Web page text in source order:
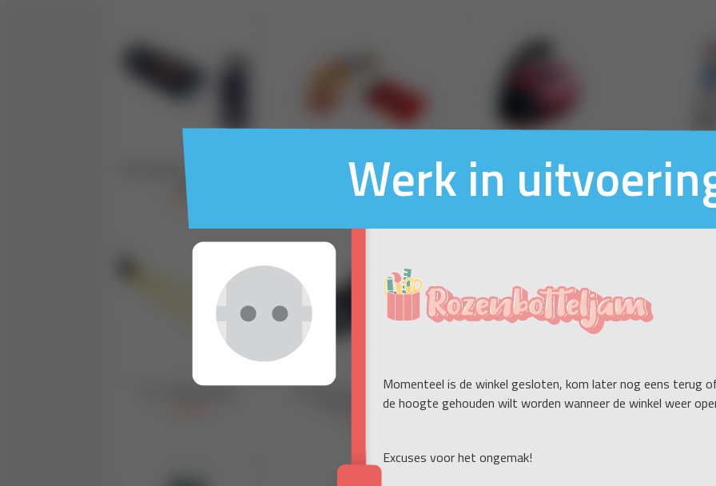
Werk in
Momenteel is de winkel gesloten, kom later nog eens terug
de hoogte gehouden wilt worden wanneer de winkel weer
Excuses voor het ongemak!